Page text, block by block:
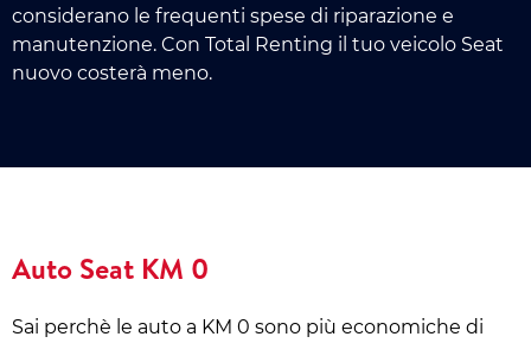
considerano le frequenti spese di riparazione e
manutenzione. Con Total Renting il tuo veicolo Seat
nuovo costerà meno.
Auto Seat KM 0
Sai perchè le auto a KM 0 sono più economiche di